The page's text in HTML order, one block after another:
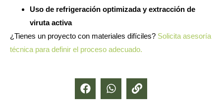
Uso de refrigeración optimizada y extracción de
viruta activa
¿Tienes un proyecto con materiales difíciles? Solicita asesoría
técnica para definir el proceso adecuado.